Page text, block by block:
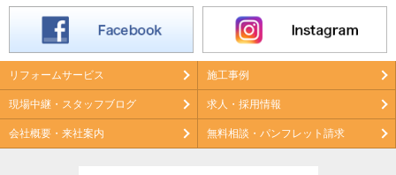
リフォームサービス 施工事例
現場中継・スタッフブログ 求人・採用情報
会社概要・来社案内 無料相談・パンフレット請求